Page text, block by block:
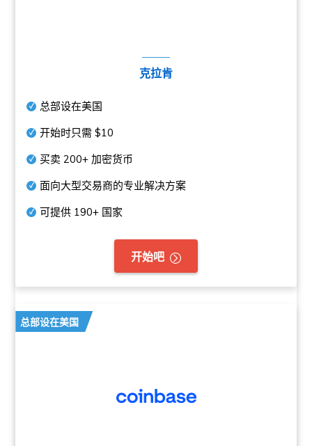
克拉肯
总部设在美国
开始时只需$10
买卖200+ 加密货币
面向大型交易商的专业解决方案
可提供 190+ 国家
开始吧
总部设在美国